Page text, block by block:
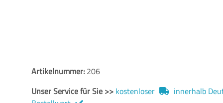
Artikelnummer: 206
Unser Service für Sie >> kostenloser
innerhalb